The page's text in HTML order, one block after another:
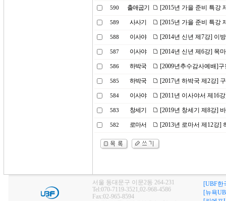
590 출애굽기 [2015년 가을 준비 특강
589 사사기 [2015년 가을 준비 특강
588 이사야 [2014년 신년 제7강] 이
587 이사야 [2014년 신년 제6강] 목
586 하박국 [2009년추수감사예배]
585 하박국 [2017년 하박국 제2강]
584 이사야 [2011년 이사야서 제16
583 창세기 [2019년 창세기 제8강]
582 로마서 [2013년 로마서 제12강]
서울 동대문구 이문2동 264-231
Tel:070-7119-3521,02-968-4586
Fax:02-965-8594
[UBF한
[뉴욕